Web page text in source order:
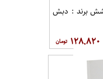
۱۲۸,۸۲۰